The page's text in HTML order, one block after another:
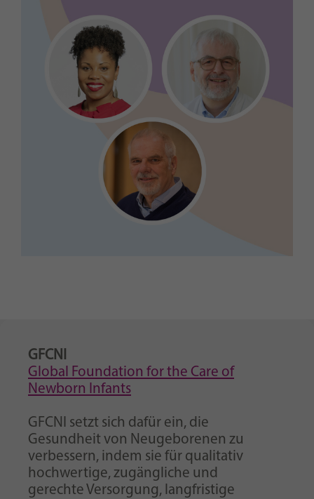
GFCNI
Global Foundation for the Care of
Newborn Infants
GFCNI setzt sich dafür ein, die
Gesundheit von Neugeborenen zu
verbessern, indem sie für qualitativ
hochwertige, zugängliche und
gerechte Versorgung, langfristige